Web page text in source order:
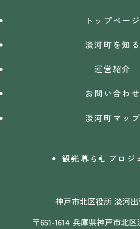
トップページ
淡河町を知る
運営紹介
お問い合わせ
淡河町マップ
観光暮らし プロジ
神戸市北区役所 淡河
〒651-1614 兵庫県神戸市北